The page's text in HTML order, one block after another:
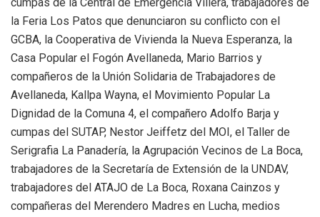
cumpas de la Central de Emergencia Villera, trabajadores de
la Feria Los Patos que denunciaron su conflicto con el
GCBA, la Cooperativa de Vivienda la Nueva Esperanza, la
Casa Popular el Fogón Avellaneda, Mario Barrios y
compañeros de la Unión Solidaria de Trabajadores de
Avellaneda, Kallpa Wayna, el Movimiento Popular La
Dignidad de la Comuna 4, el compañero Adolfo Barja y
cumpas del SUTAP, Nestor Jeiffetz del MOI, el Taller de
Serigrafia La Panadería, la Agrupación Vecinos de La Boca,
trabajadores de la Secretaría de Extensión de la UNDAV,
trabajadores del ATAJO de La Boca, Roxana Cainzos y
compañeras del Merendero Madres en Lucha, medios